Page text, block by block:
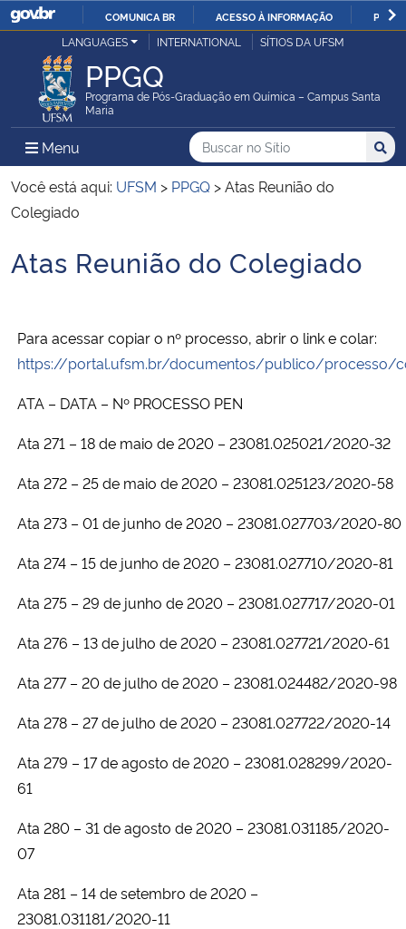
IR
O
COMUNICA BR ACESSO À INFORMAÇÃO
Ministério da Justiça e Segurança Pública
Ministério da Defesa
Ministério das Relações Exteriores
Ministério da Infraestrutura
Ministério da Educação
Ministério de Minas e Energia
Ministério da Ciência, Tecnologia, Inovações e Comunicações
Ministério do Meio Ambiente
Controladoria-Geral da União
Secretaria-Geral
Secretaria de Governo
LANGUAGES INTERNATIONAL SÍTIOS DA UFSM
PPGQ
Programa de Pós-Graduação em Química – Campus Santa
Maria
Menu Menu Principal do Sítio
Busca
Buscar no no Sítio
Busca:
Você está aqui: UFSM > PPGQ >Atas Reunião do
Colegiado
Início do conteúdo
Atas Reunião do Colegiado
Para acessar copiar o nº processo, abrir o link e colar:
https://portal.ufsm.br/documentos/publico/processo/
ATA – DATA – Nº PROCESSO PEN
Ata 271 – 18 de maio de 2020 – 23081.025021/2020-32
Ata 272 – 25 de maio de 2020 – 23081.025123/2020-58
Ata 273 – 01 de junho de 2020 – 23081.027703/2020-80
Ata 274 – 15 de junho de 2020 – 23081.027710/2020-81
Ata 275 – 29 de junho de 2020 – 23081.027717/2020-01
Ata 276 – 13 de julho de 2020 – 23081.027721/2020-61
Ata 277 – 20 de julho de 2020 – 23081.024482/2020-98
Ata 278 – 27 de julho de 2020 – 23081.027722/2020-14
Ata 279 – 17 de agosto de 2020 – 23081.028299/2020-
61
Ata 280 – 31 de agosto de 2020 – 23081.031185/2020-
07
Ata 281 – 14 de setembro de 2020 –
23081.031181/2020-11